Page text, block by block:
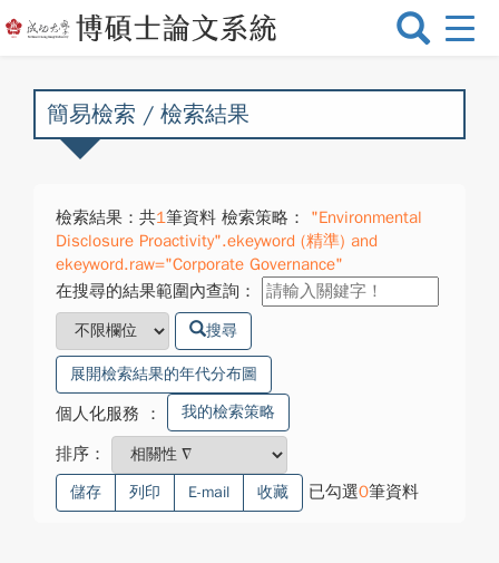
選
換
簡易檢索 / 檢索結果
檢索結果：共1筆資料 檢索策略：
"Environmental
Disclosure Proactivity".ekeyword (精準) and
ekeyword.raw="Corporate Governance"
在搜尋的結果範圍內查詢：
搜尋
展開檢索結果的年代分布圖
個人化服務 ： 我的檢索策略
排序：
儲存 列印 E-mail 收藏 已勾選0筆資料